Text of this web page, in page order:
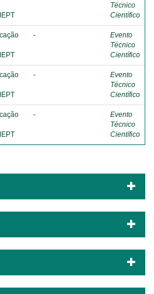
Técnico
Científico
-
Evento
Técnico
Científico
-
Evento
Técnico
Científico
-
Evento
Técnico
Científico